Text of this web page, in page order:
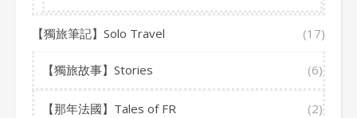
【獨旅筆記】Solo Travel (17)
【獨旅故事】Stories (6)
【那年法國】Tales of FR (2)